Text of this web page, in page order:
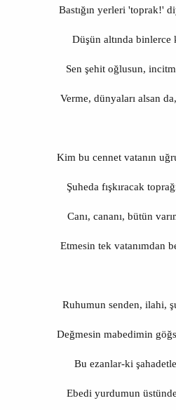
Bastığın yerleri 'toprak!'
Düşün altında binlerce
Sen şehit oğlusun,
Verme, dünyaları alsan
Kim bu cennet vatanın
Şuheda fışkıracak
Canı, cananı, bütün
Etmesin tek vatanımdan
Ruhumun senden, ilahi,
Değmesin mabedimin
Bu ezanlar-ki
Ebedi yurdumun